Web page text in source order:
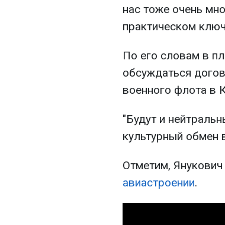
нас тоже очень
практическом
По его словам в
обсуждаться
военного флота в
"Будут и
культурный
Отметим,
авиастроении.